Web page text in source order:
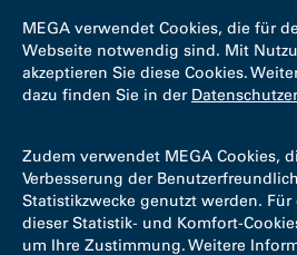
MEGA verwendet Cookies, die für
Webseite notwendig sind. Mit
akzeptieren Sie diese Cookies.
dazu finden Sie in der
Zudem verwendet MEGA Cookies,
Verbesserung der
Statistikzwecke genutzt werden.
dieser Statistik- und Komfort-
um Ihre Zustimmung. Weitere